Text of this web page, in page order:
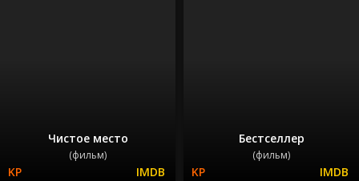
Чистое место
(фильм)
Бестселлер
(фильм)